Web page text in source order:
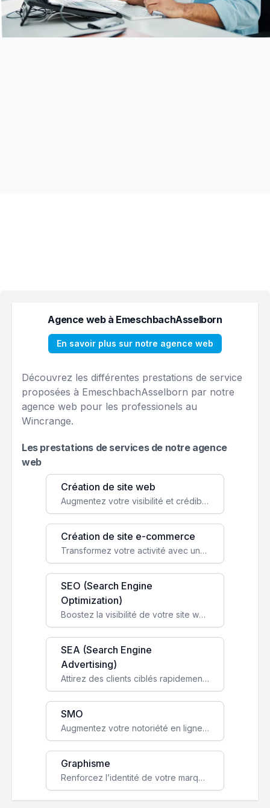
Agence web à EmeschbachAsselborn
En savoir plus sur notre agence web
Découvrez les différentes prestations de service
proposées à EmeschbachAsselborn par notre
agence web pour les professionels au
Wincrange.
Les prestations de services de notre agence
web
Création de site web
Augmentez votre visibilité et crédibilité en ligne avec un site web performant, conçu pour attirer plus de clients.
Création de site e-commerce
Transformez votre activité avec une boutique en ligne, accessible à l'échelle mondiale 24/7.
SEO (Search Engine
Optimization)
Boostez la visibilité de votre site web sur Google et attirez du trafic qualifié grâce à nos stratégies SEO.
SEA (Search Engine
Advertising)
Attirez des clients ciblés rapidement avec des campagnes publicitaires payantes optimisées pour vos objectifs.
SMO
Augmentez votre notoriété en ligne et stimulez la croissance de votre entreprise grâce à une stratégie sociale sur mesure.
Graphisme
Renforcez l’identité de votre marque avec un design unique qui capte l’attention et engage vos clients.